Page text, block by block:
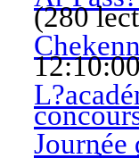
(280
Journée